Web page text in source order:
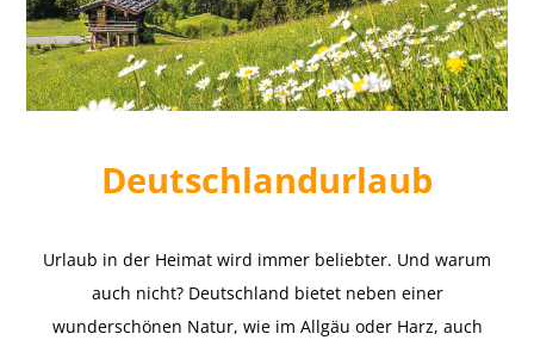
Deutschlandurlaub
Urlaub in der Heimat wird immer beliebter. Und warum
auch nicht? Deutschland bietet neben einer
wunderschönen Natur, wie im Allgäu oder Harz, auch